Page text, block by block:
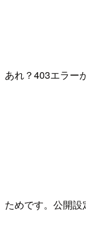
あれ？403エラー
ためです。公開設